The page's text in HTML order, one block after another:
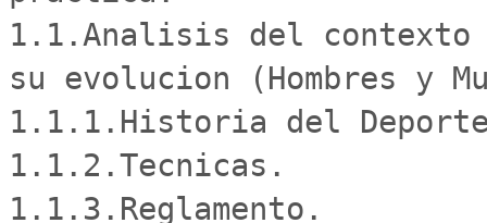
1.1.Analisis del contexto
su evolucion (Hombres y
1.1.1.Historia del
1.1.2.Tecnicas.
1.1.3.Reglamento.